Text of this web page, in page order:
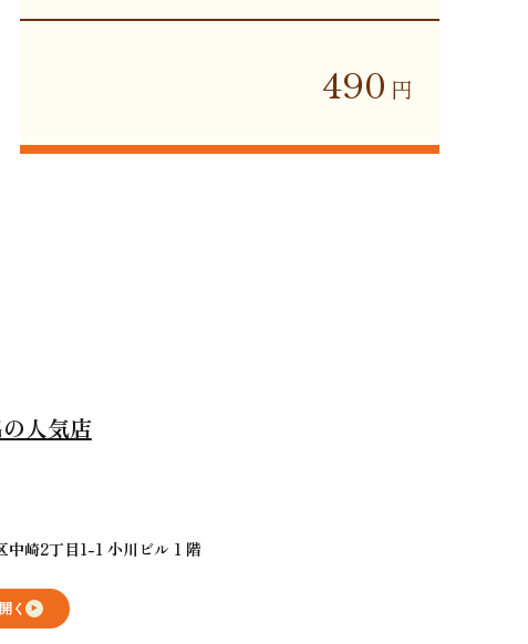
490 円
人気店
中崎2丁目1-1 小川ビル 1 階
く